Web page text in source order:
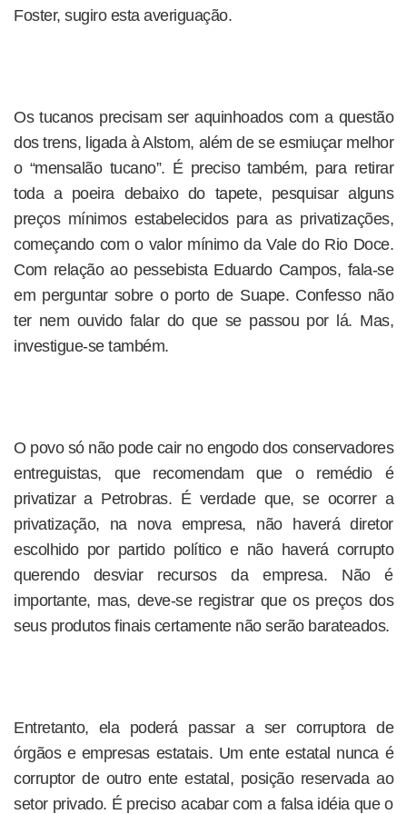
Foster, sugiro esta averiguação.
Os tucanos precisam ser aquinhoados com a questão
dos trens, ligada à Alstom, além de se esmiuçar melhor
o “mensalão tucano”. É preciso também, para retirar
toda a poeira debaixo do tapete, pesquisar alguns
preços mínimos estabelecidos para as privatizações,
começando com o valor mínimo da Vale do Rio Doce.
Com relação ao pessebista Eduardo Campos, fala-se
em perguntar sobre o porto de Suape. Confesso não
ter nem ouvido falar do que se passou por lá. Mas,
investigue-se também.
O povo só não pode cair no engodo dos conservadores
entreguistas, que recomendam que o remédio é
privatizar a Petrobras. É verdade que, se ocorrer a
privatização, na nova empresa, não haverá diretor
escolhido por partido político e não haverá corrupto
querendo desviar recursos da empresa. Não é
importante, mas, deve-se registrar que os preços dos
seus produtos finais certamente não serão barateados.
Entretanto, ela poderá passar a ser corruptora de
órgãos e empresas estatais. Um ente estatal nunca é
corruptor de outro ente estatal, posição reservada ao
setor privado. É preciso acabar com a falsa idéia que o